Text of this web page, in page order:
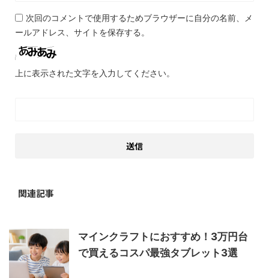
次回のコメントで使用するためブラウザーに自分の名前、メ
ールアドレス、サイトを保存する。
上に表示された文字を入力してください。
関連記事
マインクラフトにおすすめ！3万円台
で買えるコスパ最強タブレット3選